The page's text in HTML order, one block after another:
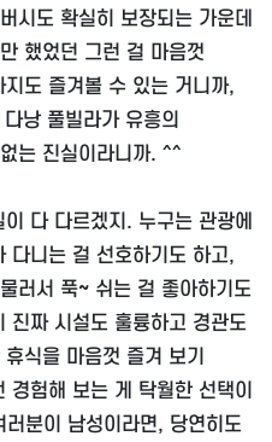
시도 확실히 보장되는 가운데
했었던 그런 걸 마음껏
도 즐겨볼 수 있는 거니까,
낭 풀빌라가 유흥의
는 진실이라니까. ^^
다 다르겠지. 누구는 관광에
다니는 걸 선호하기도 하고,
러서 푹~ 쉬는 걸 좋아하기도
진짜 시설도 훌륭하고 경관도
식을 마음껏 즐겨 보기
험해 보는 게 탁월한 선택이
분이 남성이라면, 당연히도